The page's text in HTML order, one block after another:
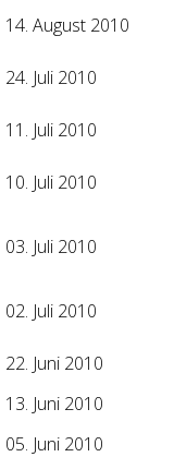
14. August 2010
24. Juli 2010
11. Juli 2010
10. Juli 2010
03. Juli 2010
02. Juli 2010
22. Juni 2010
13. Juni 2010
05. Juni 2010